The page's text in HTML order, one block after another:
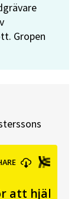
Gropen